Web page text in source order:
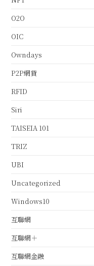
O2O
OIC
Owndays
P2P網貸
RFID
Siri
TAISEIA 101
TRIZ
UBI
Uncategorized
Windows10
互聯網
互聯網＋
互聯網金融